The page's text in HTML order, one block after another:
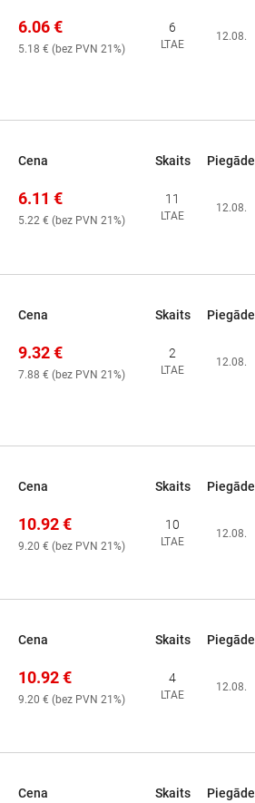
6.06€
5.18 € (bez PVN 21%)
6
LTAE
12.08.
Cena Skaits Piegāde
6.11 €
5.22 € (bez PVN 21%)
11
LTAE
12.08.
Cena Skaits Piegāde
9.32€
7.88 € (bez PVN 21%)
2
LTAE
12.08.
Cena Skaits Piegāde
10.92€
9.20 € (bez PVN 21%)
10
LTAE
12.08.
Cena Skaits Piegāde
10.92€
9.20 € (bez PVN 21%)
4
LTAE
12.08.
Cena Skaits Piegāde